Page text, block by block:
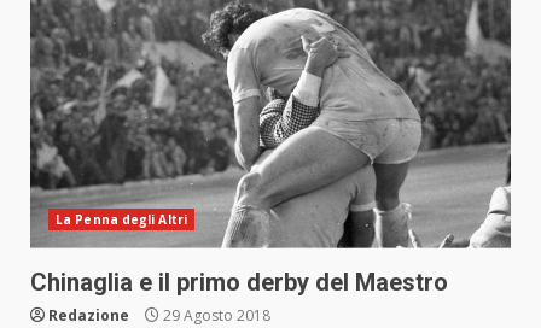
La Penna degli Altri
Chinaglia e il primo derby del Maestro
Redazione 29 Agosto 2018